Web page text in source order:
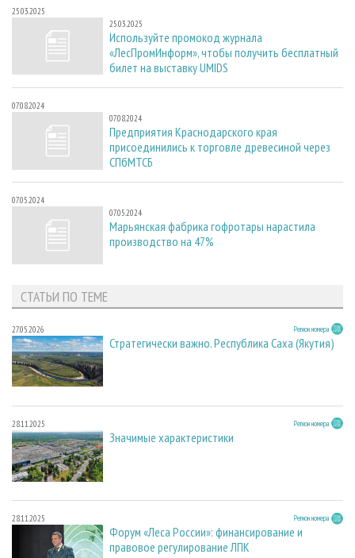
25.03.2025
25.03.2025
Используйте промокод журнала
«ЛесПромИнформ», чтобы получить бесплатный
билет на выставку UMIDS
07.08.2024
07.08.2024
Предприятия Краснодарского края
присоединились к торговле древесиной через
СПбМТСБ
07.05.2024
07.05.2024
Марьянская фабрика гофротары нарастила
производство на 47%
СТАТЬИ ПО ТЕМЕ
27.05.2026 Регион номера
Стратегически важно. Республика Саха (Якутия)
28.11.2025 Регион номера
Значимые характеристики
28.11.2025 Регион номера
Форум «Леса России»: финансирование и
правовое регулирование ЛПК